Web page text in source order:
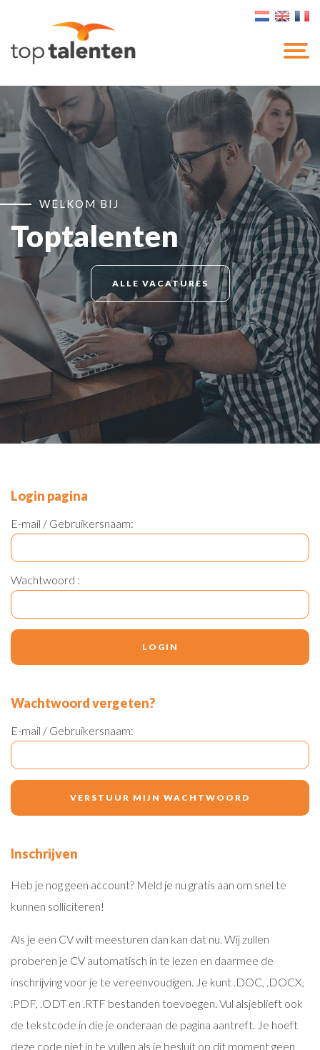
WELKOM BIJ
Toptalenten
ALLE VACATURES
Login pagina
E-mail / Gebruikersnaam:
Wachtwoord :
Wachtwoord vergeten?
E-mail / Gebruikersnaam:
Inschrijven
Heb je nog geen account? Meld je nu gratis aan om snel te
kunnen solliciteren!
Als je een CV wilt meesturen dan kan dat nu. Wij zullen
proberen je CV automatisch in te lezen en daarmee de
inschrijving voor je te vereenvoudigen. Je kunt .DOC, .DOCX,
.PDF, .ODT en .RTF bestanden toevoegen. Vul alsjeblieft ook
de tekstcode in die je onderaan de pagina aantreft. Je hoeft
deze code niet in te vullen als je besluit op dit moment geen